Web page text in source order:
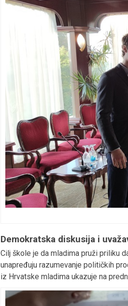
Demokratska diskusija i
Cilj škole je da mladima pruži priliku
unapređuju razumevanje političkih
iz Hrvatske mladima ukazuje na